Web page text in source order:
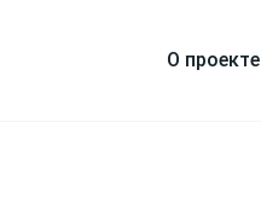
О проекте